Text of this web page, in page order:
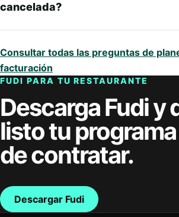
cancelada?
Consultar todas las preguntas de
facturación
FUDI PARA TU RESTAURANTE
Descarga Fudi y
listo tu
de contratar.
Descargar Fudi